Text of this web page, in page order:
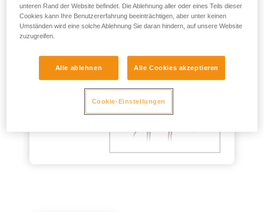
unteren Rand der Website befindet. Die Ablehnung aller oder eines Teils dieser
Cookies kann Ihre Benutzererfahrung beeinträchtigen, aber unter keinen
Umständen wird eine solche Ablehnung Sie daran hindern, auf unsere Website
zuzugreifen.
Alle ablehnen Alle Cookies akzeptieren
Cookie-Einstellungen